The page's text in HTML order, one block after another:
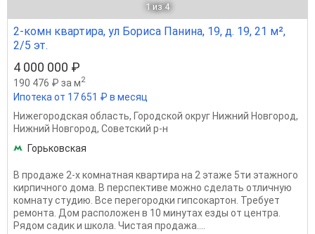
1 из 4
2-комн квартира, ул Бориса Панина, 19, д. 19, 21 м²,
2/5 эт.
4 000 000 ₽
190 476 ₽ за м2
Ипотека от 17 651 ₽ в месяц
Нижегородская область, Городской округ Нижний Новгород,
Нижний Новгород, Советский р-н
Горьковская
В продаже 2-х комнатная квартира на 2 этаже 5ти этажного
кирпичного дома. В перспективе можно сделать отличную
комнату студию. Все перегородки гипсокартон. Требует
ремонта. Дом расположен в 10 минутах езды от центра.
Рядом садик и школа. Чистая продажа....